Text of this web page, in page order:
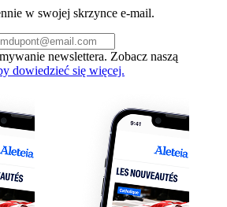
w swojej skrzynce e-mail.
newslettera. Zobacz naszą
dowiedzieć się więcej.